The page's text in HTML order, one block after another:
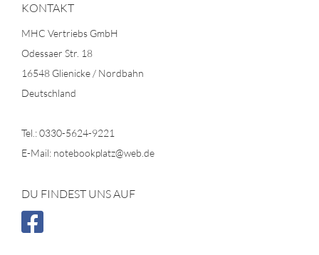
KONTAKT
MHC Vertriebs GmbH
Odessaer Str. 18
16548 Glienicke / Nordbahn
Deutschland
Tel.: 0330-5624-9221
E-Mail: notebookplatz@web.de
DU FINDEST UNS AUF